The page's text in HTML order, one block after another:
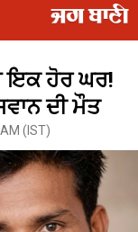
ਇਕ ਹੋਰ ਘਰ!
ਦੀ ਮੌਤ
(IST)